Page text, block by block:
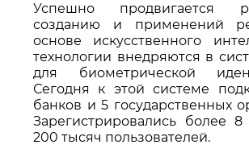
Успешно продвигается
созданию и применений
основе искусственного
технологии внедряются в
для биометрической
Сегодня к этой системе
банков и 5 государственных
Зарегистрировались более
200 тысяч пользователей.